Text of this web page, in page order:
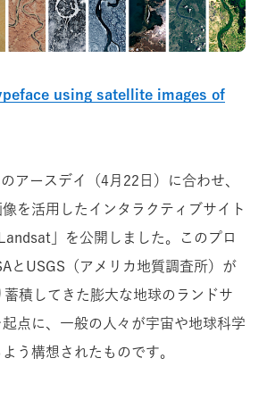
using satellite images of
アースデイ（4月22日）に合わせ、
を活用したインタラクティブサイト
」を公開しました。このプロ
とUSGS（アメリカ地質調査所）が
積してきた膨大な地球のランドサ
点に、一般の人々が宇宙や地球科学
う構想されたものです。